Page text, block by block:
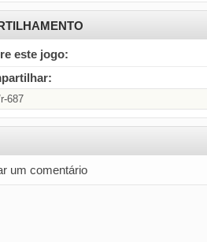
este jogo:
um comentário